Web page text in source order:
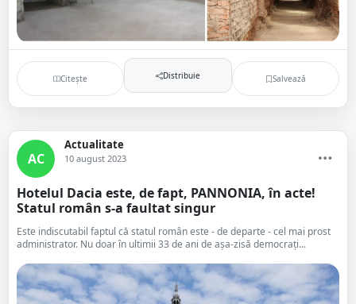
Citește Distribuie Salvează
AC
Actualitate
10 august 2023
Hotelul Dacia este, de fapt, PANNONIA, în acte!
Statul român s-a faultat singur
Este indiscutabil faptul că statul român este - de departe - cel mai prost
administrator. Nu doar în ultimii 33 de ani de așa-zisă democrați...